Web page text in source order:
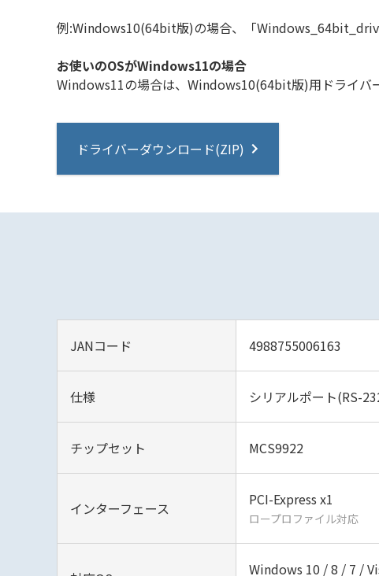
例:Windows10(64bit版)の場合、「
お使いのOSがWindows11の場合
Windows11の場合は、Windows10(64bit版)用ドライバ
ドライバーダウンロード(ZIP)
JANコード 4988755006163
仕様 シリアルポート(RS-
チップセット MCS9922
インターフェース PCI-Express x1
ロープロファイル対応
Windows 10 / 8 / 7 /